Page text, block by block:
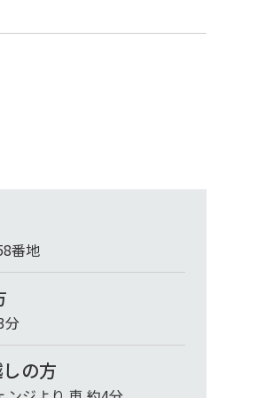
番地
分
の方